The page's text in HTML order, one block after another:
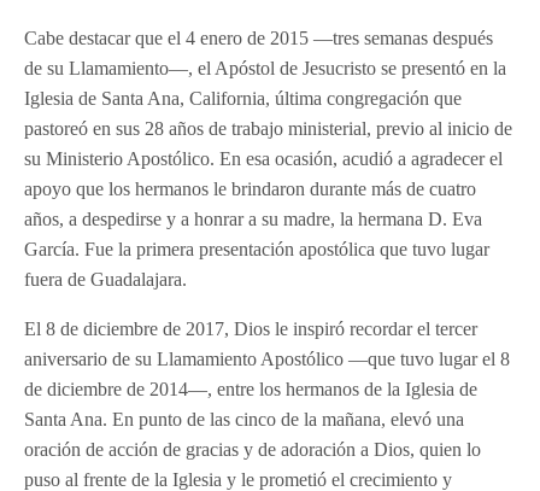
Cabe destacar que el 4 enero de 2015 —tres semanas después
de su Llamamiento—, el Apóstol de Jesucristo se presentó en la
Iglesia de Santa Ana, California, última congregación que
pastoreó en sus 28 años de trabajo ministerial, previo al inicio de
su Ministerio Apostólico. En esa ocasión, acudió a agradecer el
apoyo que los hermanos le brindaron durante más de cuatro
años, a despedirse y a honrar a su madre, la hermana D. Eva
García. Fue la primera presentación apostólica que tuvo lugar
fuera de Guadalajara.
El 8 de diciembre de 2017, Dios le inspiró recordar el tercer
aniversario de su Llamamiento Apostólico —que tuvo lugar el 8
de diciembre de 2014—, entre los hermanos de la Iglesia de
Santa Ana. En punto de las cinco de la mañana, elevó una
oración de acción de gracias y de adoración a Dios, quien lo
puso al frente de la Iglesia y le prometió el crecimiento y